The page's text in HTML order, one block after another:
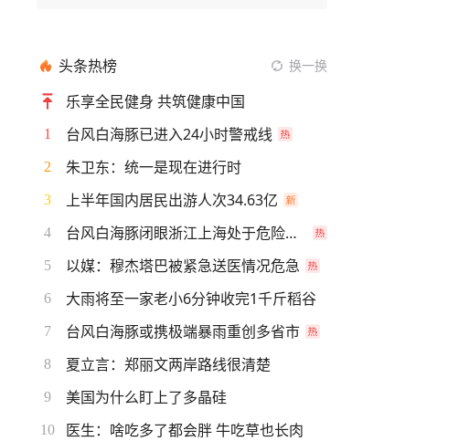
头条热榜 换一换
乐享全民健身 共筑健康中国
1 台风白海豚已进入24小时警戒线
2 朱卫东：统一是现在进行时
3 上半年国内居民出游人次34.63亿
4 台风白海豚闭眼浙江上海处于危险半圆
5 以媒：穆杰塔巴被紧急送医情况危急
6 大雨将至一家老小6分钟收完1千斤稻谷
7 台风白海豚或携极端暴雨重创多省市
8 夏立言：郑丽文两岸路线很清楚
9 美国为什么盯上了多晶硅
10 医生：啥吃多了都会胖 牛吃草也长肉